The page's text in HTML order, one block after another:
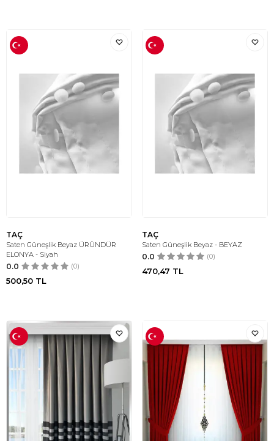
TAÇ
Saten Güneşlik Beyaz ÜRÜNDÜR
ELONYA - Siyah
0.0 (0)
500,50 TL
TAÇ
Saten Güneşlik Beyaz - BEYAZ
0.0 (0)
470,47 TL